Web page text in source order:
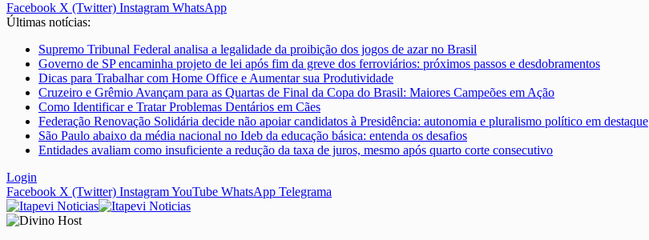
Facebook X (Twitter) Instagram WhatsApp
Últimas notícias:
Supremo Tribunal Federal analisa a legalidade da proibição dos jogos de azar no Brasil
Governo de SP encaminha projeto de lei após fim da greve dos ferroviários: próximos passos e desdobramentos
Dicas para Trabalhar com Home Office e Aumentar sua Produtividade
Cruzeiro e Grêmio Avançam para as Quartas de Final da Copa do Brasil: Maiores Campeões em Ação
Como Identificar e Tratar Problemas Dentários em Cães
Federação Renovação Solidária decide não apoiar candidatos à Presidência: autonomia e pluralismo político em destaque
São Paulo abaixo da média nacional no Ideb da educação básica: entenda os desafios
Entidades avaliam como insuficiente a redução da taxa de juros, mesmo após quarto corte consecutivo
Login
Facebook X (Twitter) InstagramYouTube WhatsApp Telegrama